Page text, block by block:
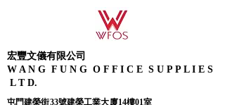
宏豐文儀有限公司
W A N G F U N G O F F I C E S U P P L I E S
L T D.
屯門建榮街33號建榮工業大廈14樓01室